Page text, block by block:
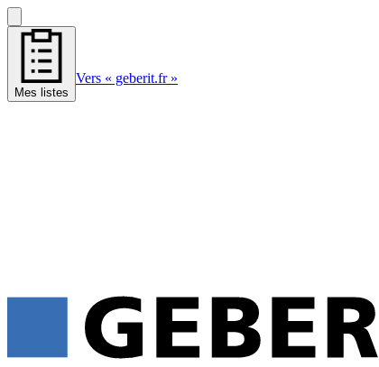
Mes listes
Vers « geberit.fr »